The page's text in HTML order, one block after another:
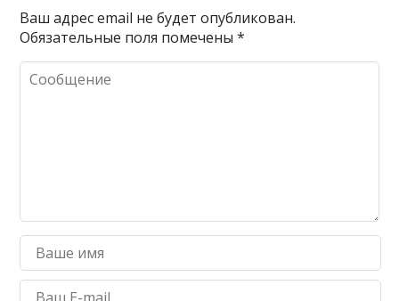
Ваш адрес email не будет опубликован.
Обязательные поля помечены*